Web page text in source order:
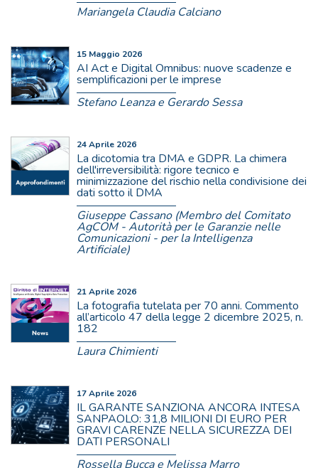
Mariangela Claudia Calciano
15 Maggio 2026
AI Act e Digital Omnibus: nuove scadenze e
semplificazioni per le imprese
Stefano Leanza e Gerardo Sessa
24 Aprile 2026
La dicotomia tra DMA e GDPR. La chimera
dell'irreversibilità: rigore tecnico e
minimizzazione del rischio nella condivisione dei
dati sotto il DMA
Giuseppe Cassano (Membro del Comitato
AgCOM - Autorità per le Garanzie nelle
Comunicazioni - per la Intelligenza
Artificiale)
21 Aprile 2026
La fotografia tutelata per 70 anni. Commento
all’articolo 47 della legge 2 dicembre 2025, n.
182
Laura Chimienti
17 Aprile 2026
IL GARANTE SANZIONA ANCORA INTESA
SANPAOLO: 31,8 MILIONI DI EURO PER
GRAVI CARENZE NELLA SICUREZZA DEI
DATI PERSONALI
Rossella Bucca e Melissa Marro